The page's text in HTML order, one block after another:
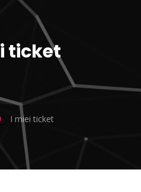
ticket
I miei ticket